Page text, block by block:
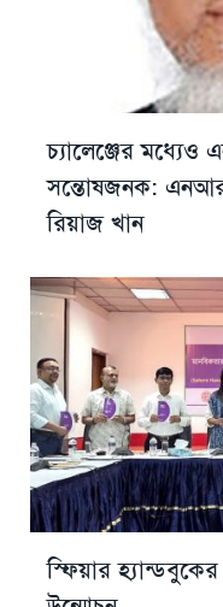
চ্যালেঞ্জের মধ্যেও
সন্তোষজনক:
রিয়াজ খান
স্ফিয়ার